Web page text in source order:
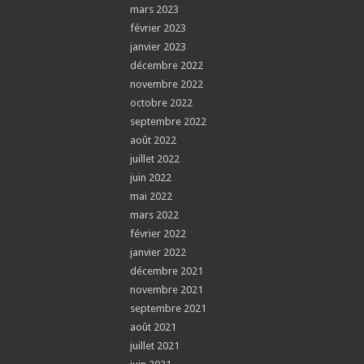
mars 2023
février 2023
janvier 2023
décembre 2022
novembre 2022
octobre 2022
septembre 2022
août 2022
juillet 2022
juin 2022
mai 2022
mars 2022
février 2022
janvier 2022
décembre 2021
novembre 2021
septembre 2021
août 2021
juillet 2021